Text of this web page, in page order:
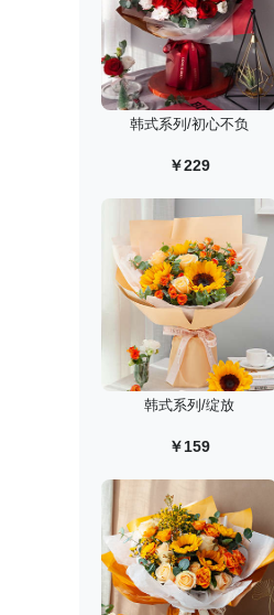
韩式系列/初心不负
￥229
韩式系列/绽放
￥159